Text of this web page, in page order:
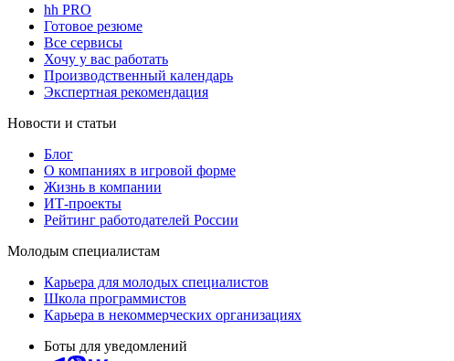
hh PRO
Готовое резюме
Все сервисы
Хочу у вас работать
Производственный календарь
Экспертная рекомендация
Новости и статьи
Блог
О компаниях в игровой форме
Жизнь в компании
ИТ-проекты
Рейтинг работодателей России
Молодым специалистам
Карьера для молодых специалистов
Школа программистов
Карьера в некоммерческих организациях
Боты для уведомлений